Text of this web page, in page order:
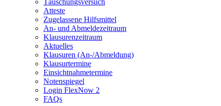
Täuschungsversuch
Atteste
Zugelassene Hilfsmittel
An- und Abmeldezeitraum
Klausurenzeitraum
Aktuelles
Klausuren (An-/Abmeldung)
Klausurtermine
Einsichtnahmetermine
Notenspiegel
Login FlexNow 2
FAQs